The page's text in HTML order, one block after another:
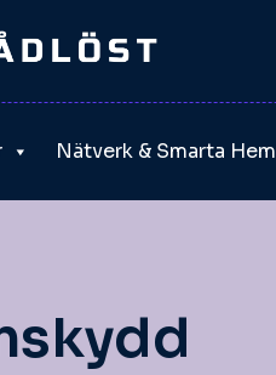
Nätverk & Smarta Hem